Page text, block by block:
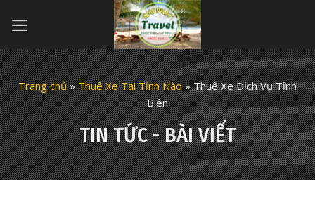
Trang chủ»Thuê Xe Tại Tỉnh Nào»Thuê Xe Dịch Vụ Tịnh
Biên
TIN TỨC - BÀI VIẾT